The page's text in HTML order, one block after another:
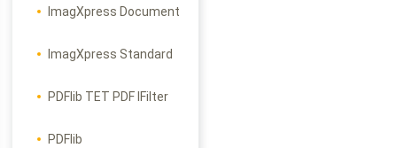
ImagXpress Document
ImagXpress Standard
PDFlib TET PDF IFilter
PDFlib